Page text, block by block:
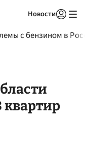
Новости
с бензином в
квартир